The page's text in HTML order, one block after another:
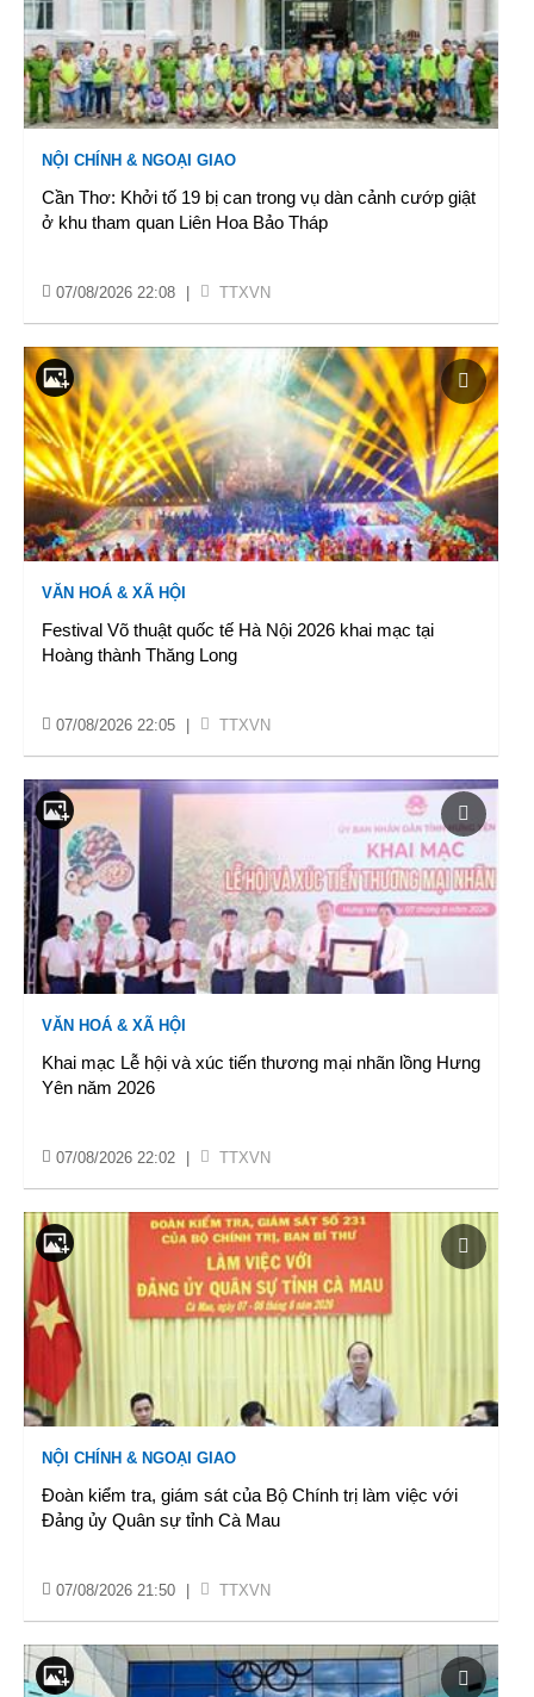
NỘI CHÍNH & NGOẠI GIAO
Cần Thơ: Khởi tố 19 bị can trong vụ dàn cảnh cướp giật
ở khu tham quan Liên Hoa Bảo Tháp
07/08/2026 22:08 TTXVN
VĂN HOÁ & XÃ HỘI
Festival Võ thuật quốc tế Hà Nội 2026 khai mạc tại
Hoàng thành Thăng Long
07/08/2026 22:05 TTXVN
VĂN HOÁ & XÃ HỘI
Khai mạc Lễ hội và xúc tiến thương mại nhãn lồng Hưng
Yên năm 2026
07/08/2026 22:02 TTXVN
NỘI CHÍNH & NGOẠI GIAO
Đoàn kiểm tra, giám sát của Bộ Chính trị làm việc với
Đảng ủy Quân sự tỉnh Cà Mau
07/08/2026 21:50 TTXVN